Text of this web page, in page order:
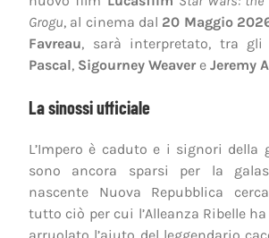
Grogu, al cinema dal 20 Maggio
Favreau, sarà interpretato, tra
Pascal, Sigourney Weaver e Jeremy
La sinossi ufficiale
L’Impero è caduto e i signori della
sono ancora sparsi per la
nascente Nuova Repubblica
tutto ciò per cui l’Alleanza Ribelle